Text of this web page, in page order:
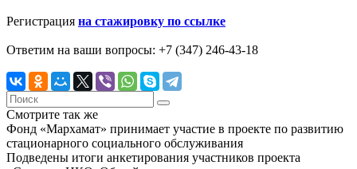
Регистрация на стажировку по ссылке
Ответим на ваши вопросы: +7 (347) 246-43-18
Смотрите так же
Фонд «Мархамат» принимает участие в проекте по развитию
стационарного социального обслуживания
Подведены итоги анкетирования участников проекта